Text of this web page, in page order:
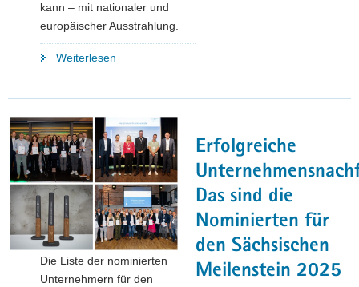
kann – mit nationaler und
europäischer Ausstrahlung.
Weiterlesen
Wasserstoffzentrum
HIC
nimmt
seine
Arbeit
auf"
Erfolgreiche
Das sind die
Nominierten für
den Sächsischen
Meilenstein 2025
Die Liste der nominierten
Unternehmern für den